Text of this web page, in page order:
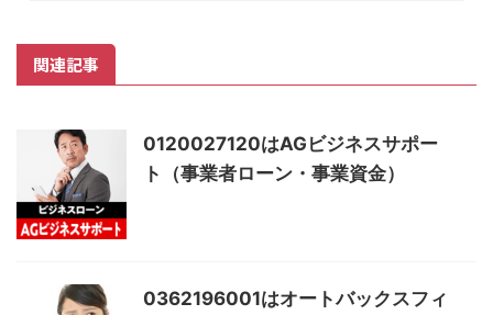
関連記事
0120027120はAGビジネスサポー
ト（事業者ローン・事業資金）
0362196001はオートバックスフィ